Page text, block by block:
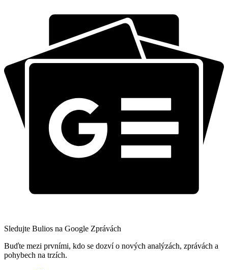
Sledujte Bulios na Google Zprávách
Buďte mezi prvními, kdo se dozví o nových analýzách, zprávách a
pohybech na trzích.